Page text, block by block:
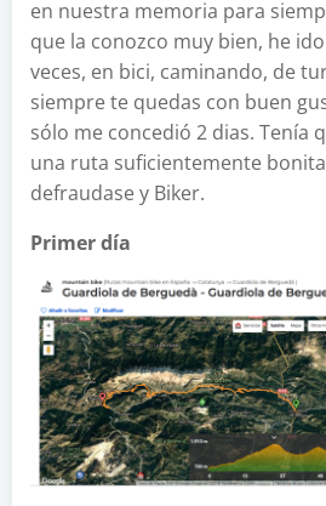
en nuestra memoria para
que la conozco muy bien, he
veces, en bici, caminando, de
siempre te quedas con buen
sólo me concedió 2 dias. Tenía
una ruta suficientemente
defraudase y Biker.
Primer día